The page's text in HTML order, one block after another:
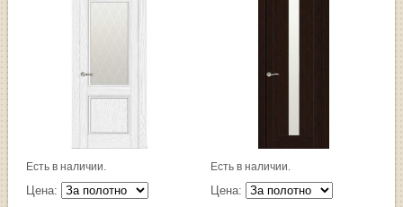
Есть в наличии.
Цена:
Есть в наличии.
Цена: